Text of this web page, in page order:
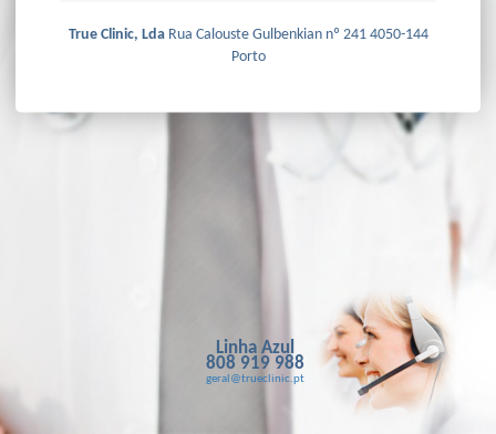
Linha Azul
808 919 988
geral@trueclinic.pt
True Clinic, LdaRua Calouste Gulbenkian nº 241 4050-144
Porto